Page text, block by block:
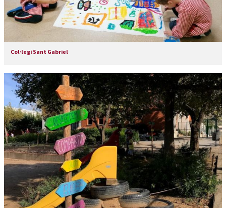
Col·legi Sant Gabriel